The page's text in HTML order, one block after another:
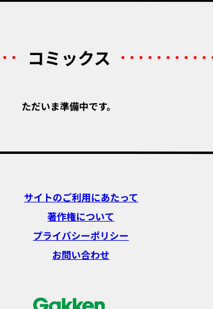
コミックス
ただいま準備中です。
サイトのご利用にあたって
著作権について
プライバシーポリシー
お問い合わせ